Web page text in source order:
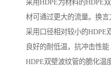
采用HDPE为材料的HDPE
材可通过更大的流量。换言
采用口径相对较小的HDPE
良好的耐低温，抗冲击性能
HDPE双壁波纹管的脆化